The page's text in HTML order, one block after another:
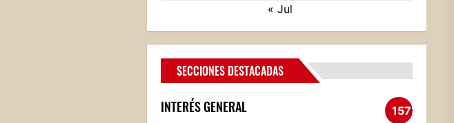
« Jul
SECCIONES DESTACADAS
INTERÉS GENERAL 1572